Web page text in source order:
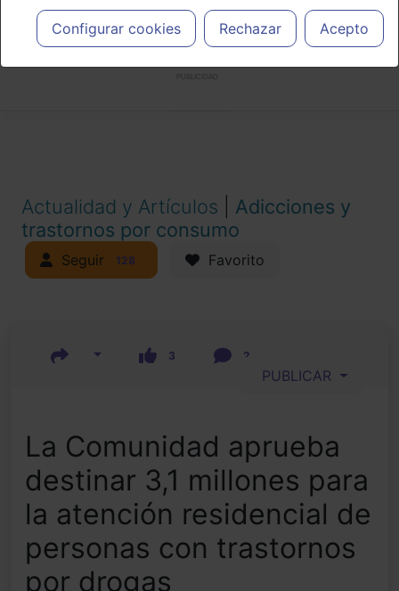
profesionales facultados prescribir medicamentos y decidir, en
cada caso concreto, el tratamiento más adecuado a las
necesidades del paciente.
Configurar cookies Rechazar Acepto
Actualidad y Artículos
Adicciones y
trastornos por consumo
Seguir 128 Favorito
3 2
PUBLICAR
La Comunidad aprueba
destinar 3,1 millones para
la atención residencial de
personas con trastornos
por drogas